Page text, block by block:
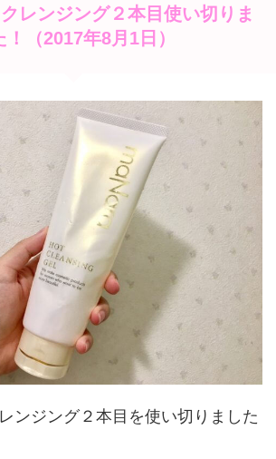
レンジング２本目使い切りま
！（2017年8月1日）
ンジング２本目を使い切りました